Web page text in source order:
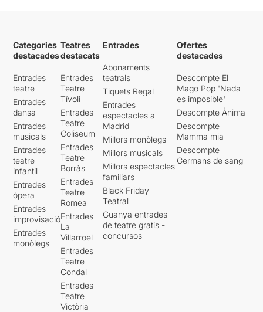
Categories
destacades
Entrades
teatre
Entrades
dansa
Entrades
musicals
Entrades
teatre
infantil
Entrades
òpera
Entrades
improvisació
Entrades
monòlegs
Teatres
destacats
Entrades
Teatre
Tívoli
Entrades
Teatre
Coliseum
Entrades
Teatre
Borràs
Entrades
Teatre
Romea
Entrades
La
Villarroel
Entrades
Teatre
Condal
Entrades
Teatre
Victòria
Entrades
Abonaments
teatrals
Tiquets Regal
Entrades
espectacles a
Madrid
Millors monòlegs
Millors musicals
Millors espectacles
familiars
Black Friday
Teatral
Guanya entrades
de teatre gratis -
concursos
Ofertes
destacades
Descompte El
Mago Pop 'Nada
es imposible'
Descompte Ànima
Descompte
Mamma mia
Descompte
Germans de sang